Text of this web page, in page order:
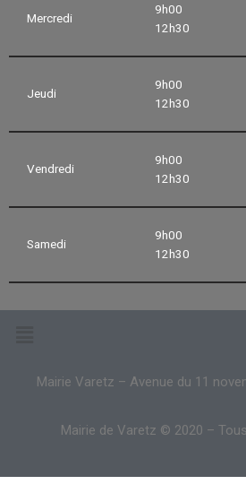
Mercredi
9h00
12h30
Jeudi
9h00
12h30
Vendredi
9h00
12h30
Samedi
9h00
12h30
Mairie Varetz – Avenue du 11
Mairie de Varetz © 2020 –